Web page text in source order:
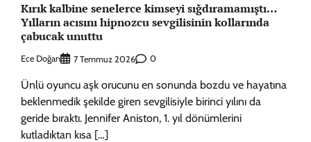
Kırık kalbine senelerce kimseyi sığdıramamıştı…
Yılların acısını hipnozcu sevgilisinin kollarında
çabucak unuttu
Ece Doğan 7 Temmuz 2026 0
Ünlü oyuncu aşk orucunu en sonunda bozdu ve hayatına
beklenmedik şekilde giren sevgilisiyle birinci yılını da
geride bıraktı. Jennifer Aniston, 1. yıl dönümlerini
kutladıktan kısa […]